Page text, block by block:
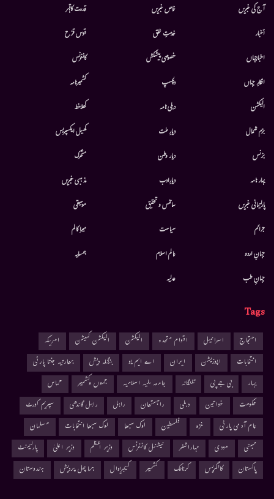
آج کی خبریں
أخبار
اخبارجہاں
افکارِ جہاں
الیکشن
بزم شمال
بزنس
بہار نامہ
پارلیمانی خبریں
جرائم
جہانِ اردو
جہانِ طب
خاص خبریں
خدمتِ خلق
خصوصی پیشکش
دلچسپ
دہلی نامہ
دیارِ ملت
دیار وطن
دیارِادب
سائنس و تحقیق
سیاست
عالم اسلام
عدلیہ
قدرت کاقہر
قوس قزح
کانفرنس
کشمیرنامہ
کھلاخط
کھیل ایکسپریس
متحرك
مذہبی خبریں
موسيقى
میرا کالم
ہمسایہ
Tags
احتجاج اسرائیل اقوام متحدہ الیکشن الیکشن کمیشن
امریکہ
انتخابات
اپوزیشن ایران اے ایم یو بنگلہ دیش
بھارتیہ جنتا پارٹی
بہار
بی جے پی تلنگانہ جامعہ ملیہ اسلامیہ جموں وکشمیر
حماس
حکومت
خواتین دہلی راجستھان راہل راہل گاندھی
سپریم کورٹ
عام آدمی پارٹی
غزہ فلسطین لوک سبھا لوک سبھا انتخابات
مسلمان
ممبئی
مودی مہاراشٹر نیشنل کانفرنس وزیر اعظم وزیر اعلیٰ
پارلیمنٹ
پاکستان
کانگریس کرناٹک کشمیر کیجریوال ہماچل پردیش ہندوستان